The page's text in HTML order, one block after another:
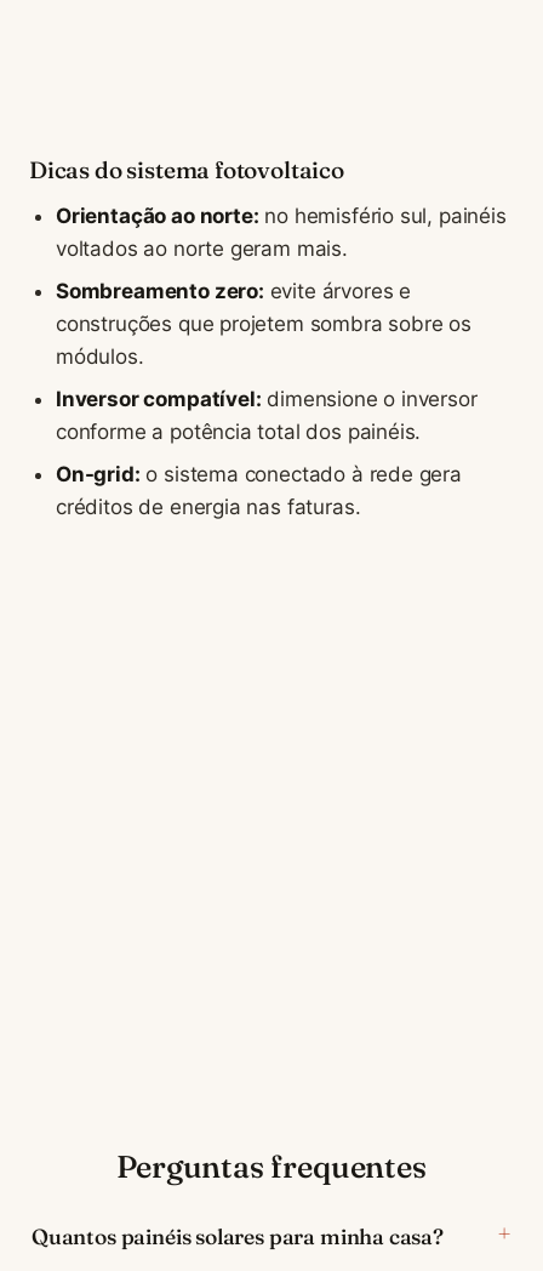
Dicas do sistema fotovoltaico
Orientação ao norte: no hemisfério sul, painéis
voltados ao norte geram mais.
Sombreamento zero: evite árvores e
construções que projetem sombra sobre os
módulos.
Inversor compatível: dimensione o inversor
conforme a potência total dos painéis.
On-grid: o sistema conectado à rede gera
créditos de energia nas faturas.
Perguntas frequentes
Quantos painéis solares para minha casa?